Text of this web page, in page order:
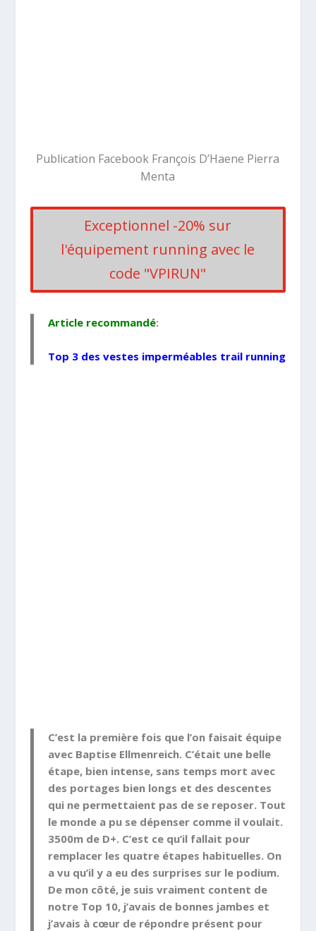
Publication Facebook François D’Haene Pierra
Menta
Exceptionnel -20% sur
l'équipement running avec le
code "VPIRUN"
Article recommandé:
Top 3 des vestes imperméables trail running
C’est la première fois que l’on faisait équipe
avec Baptise Ellmenreich. C’était une belle
étape, bien intense, sans temps mort avec
des portages bien longs et des descentes
qui ne permettaient pas de se reposer. Tout
le monde a pu se dépenser comme il voulait.
3500m de D+. C’est ce qu’il fallait pour
remplacer les quatre étapes habituelles. On
a vu qu’il y a eu des surprises sur le podium.
De mon côté, je suis vraiment content de
notre Top 10, j’avais de bonnes jambes et
j’avais à cœur de répondre présent pour